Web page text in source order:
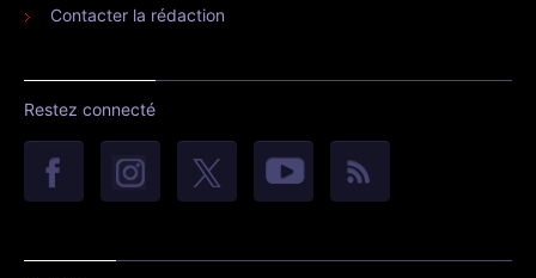
Contacter la rédaction
Restez connecté